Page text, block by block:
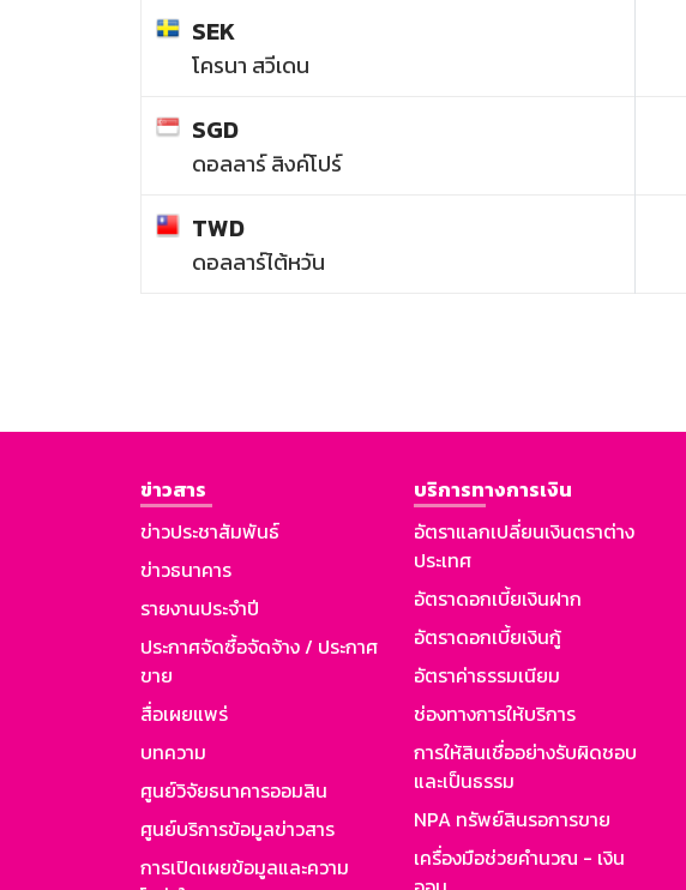
SEK
โครนา สวีเดน
SGD
ดอลลาร์ สิงค์โปร์
TWD
ดอลลาร์ไต้หวัน
ข่าวสาร
ข่าวประชาสัมพันธ์
ข่าวธนาคาร
รายงานประจำปี
ประกาศจัดซื้อจัดจ้าง / ประกาศ
ขาย
สื่อเผยแพร่
บทความ
ศูนย์วิจัยธนาคารออมสิน
ศูนย์บริการข้อมูลข่าวสาร
การเปิดเผยข้อมูลและความ
บริการทางการเงิน
อัตราแลกเปลี่ยนเงินตราต่าง
ประเทศ
อัตราดอกเบี้ยเงินฝาก
อัตราดอกเบี้ยเงินกู้
อัตราค่าธรรมเนียม
ช่องทางการให้บริการ
การให้สินเชื่ออย่างรับผิดชอบ
และเป็นธรรม
NPA ทรัพย์สินรอการขาย
เครื่องมือช่วยคำนวณ - เงิน